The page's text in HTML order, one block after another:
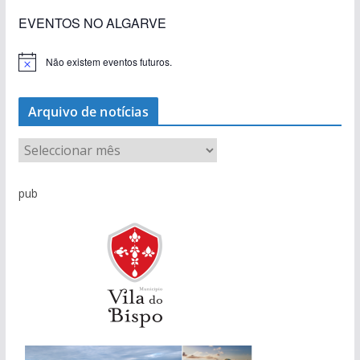
EVENTOS NO ALGARVE
Não existem eventos futuros.
Arquivo de notícias
q
pub